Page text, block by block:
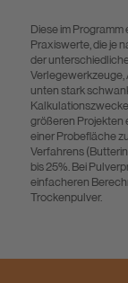
Diese im
Praxiswerte, die je
der
Verlegewerkzeuge,
unten stark
größeren Projekten
einer Probefläche
Verfahrens
bis 25%. Bei
einfacheren
Trockenpulver.